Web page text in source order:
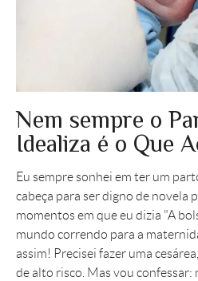
Nem sempre o
Idealiza é o Que
Eu sempre sonhei em ter um
cabeça para ser digno de novela
momentos em que eu dizia "A
mundo correndo para a
assim! Precisei fazer uma
de alto risco. Mas vou